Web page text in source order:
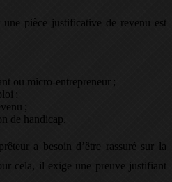
pièce justificative de revenu est
ou micro-entrepreneur ;
;
;
de handicap.
a besoin d’être rassuré sur la
cela, il exige une preuve justifiant